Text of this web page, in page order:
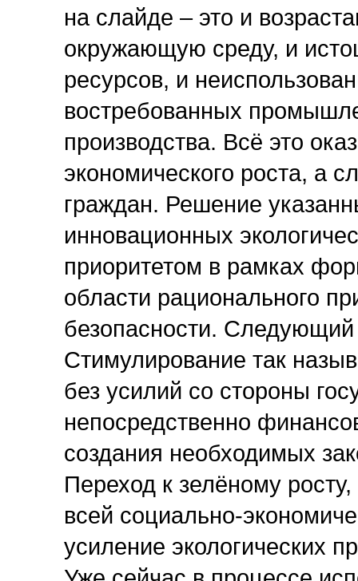
на слайде – это и
окружающую среду, и
ресурсов, и
востребованных
производства. Всё это
экономического роста, а
граждан. Решение
инновационных
приоритетом в рамках
области рационального
безопасности.
Стимулирование так
без усилий со стороны
непосредственно
создания необходимых
Переход к зелёному
всей социально-
усиление экологических